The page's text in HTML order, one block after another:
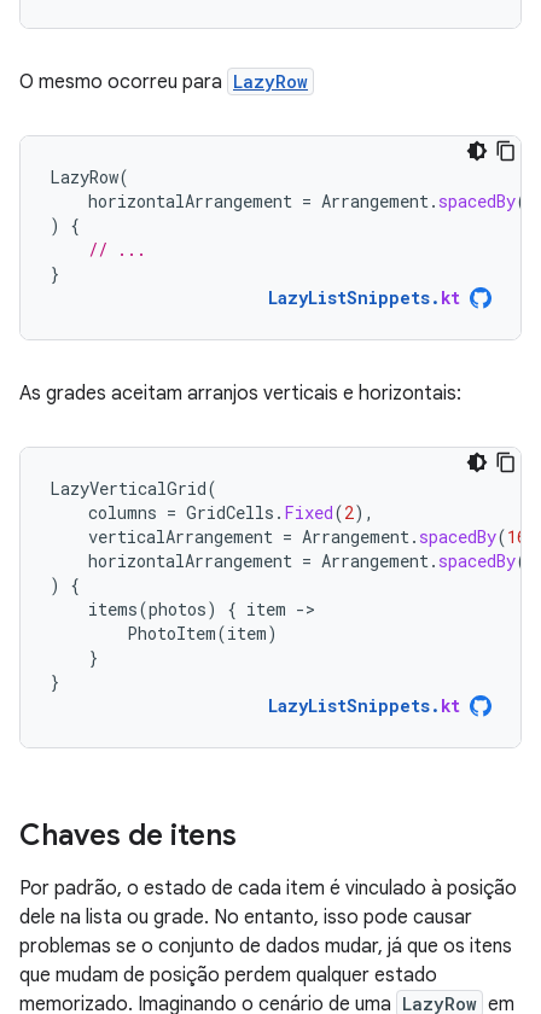
O mesmo ocorreu para LazyRow
LazyRow(
horizontalArrangement = Arrangement. spacedBy(
)
{
// ...
}
LazyListSnippets. kt
As grades aceitam arranjos verticais e horizontais:
LazyVerticalGrid(
columns = GridCells . Fixed(2),
verticalArrangement = Arrangement. spacedBy(16.
horizontalArrangement = Arrangement. spacedBy(
)
{
items(photos) { item -
PhotoItem(item)
}
}
LazyListSnippets. kt
Chaves de itens
Por padrão, o estado de cada item é vinculado à posição
dele na lista ou grade. No entanto, isso pode causar
problemas se o conjunto de dados mudar, já que os itens
que mudam de posição perdem qualquer estado
memorizado. Imaginando o cenário de uma LazyRow em